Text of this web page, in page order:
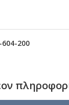
200